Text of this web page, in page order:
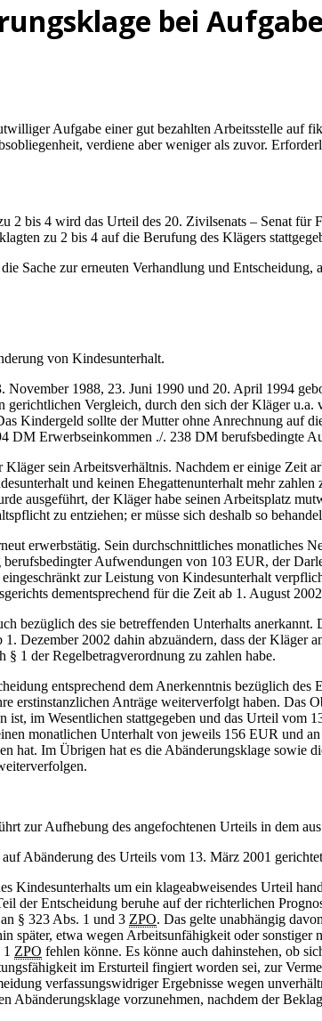
bei
Aufgabe einer gut bezahlten Arbeitsstelle auf
verdiene aber weniger als zuvor.
2 bis 4 wird das Urteil des 20. Zivilsenats – Senat
zu 2 bis 4 auf die Berufung des Klägers
Sache zur erneuten Verhandlung und
von Kindesunterhalt.
November 1988, 23. Juni 1990 und 20. April 1994
gerichtlichen Vergleich, durch den sich der Kläger
Kindergeld sollte der Mutter ohne Anrechnung auf
DM Erwerbseinkommen ./. 238 DM berufsbedingte
sein Arbeitsverhältnis. Nachdem er einige Zeit
und keinen Ehegattenunterhalt mehr
ausgeführt, der Kläger habe seinen Arbeitsplatz
zu entziehen; er müsse sich deshalb so
erwerbstätig. Sein durchschnittliches monatliches
Aufwendungen von 103 EUR, der
eingeschränkt zur Leistung von Kindesunterhalt
dementsprechend für die Zeit ab 1. August
bezüglich des sie betreffenden Unterhalts
Dezember 2002 dahin abzuändern, dass der Kläger
§ 1 der Regelbetragverordnung zu zahlen habe.
entsprechend dem Anerkenntnis bezüglich
erstinstanzlichen Anträge weiterverfolgt haben. Das
ist, im Wesentlichen stattgegeben und das Urteil vom
monatlichen Unterhalt von jeweils 156 EUR und
hat. Im Übrigen hat es die Abänderungsklage sowie
zur Aufhebung des angefochtenen Urteils in dem
Abänderung des Urteils vom 13. März 2001
Kindesunterhalts um ein klageabweisendes Urteil
der Entscheidung beruhe auf der richterlichen
§ 323 Abs. 1 und 3 ZPO. Das gelte unabhängig
später, etwa wegen Arbeitsunfähigkeit oder sonstiger
1 ZPO fehlen könne. Es könne auch dahinstehen, ob
im Ersturteil fingiert worden sei, zur
verfassungswidriger Ergebnisse wegen
Abänderungsklage vorzunehmen, nachdem der